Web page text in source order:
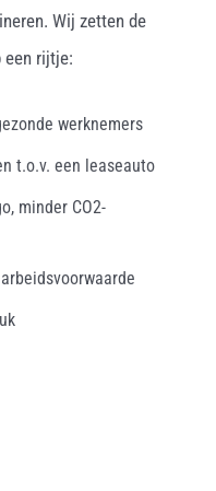
Wij zetten de
een rijtje:
werknemers
t.o.v. een leaseauto
minder CO2-